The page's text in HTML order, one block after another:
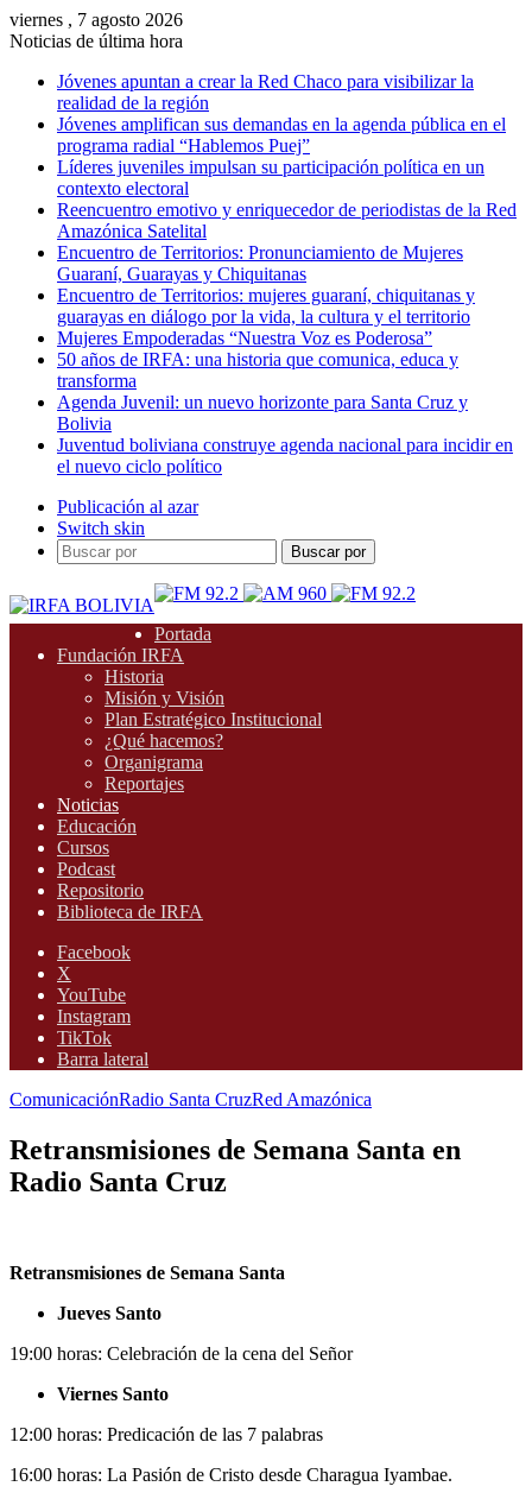
viernes , 7 agosto 2026
Noticias de última hora
Jóvenes apuntan a crear la Red Chaco para visibilizar la
realidad de la región
Jóvenes amplifican sus demandas en la agenda pública en el
programa radial “Hablemos Puej”
Líderes juveniles impulsan su participación política en un
contexto electoral
Reencuentro emotivo y enriquecedor de periodistas de la Red
Amazónica Satelital
Encuentro de Territorios: Pronunciamiento de Mujeres
Guaraní, Guarayas y Chiquitanas
Encuentro de Territorios: mujeres guaraní, chiquitanas y
guarayas en diálogo por la vida, la cultura y el territorio
Mujeres Empoderadas “Nuestra Voz es Poderosa”
50 años de IRFA: una historia que comunica, educa y
transforma
Agenda Juvenil: un nuevo horizonte para Santa Cruz y
Bolivia
Juventud boliviana construye agenda nacional para incidir en
el nuevo ciclo político
Publicación al azar
Switch skin
Buscar por
Portada
Fundación IRFA
Historia
Misión y Visión
Plan Estratégico Institucional
¿Qué hacemos?
Organigrama
Reportajes
Noticias
Educación
Cursos
Podcast
Repositorio
Biblioteca de IRFA
Facebook
X
YouTube
Instagram
TikTok
Barra lateral
ComunicaciónRadio Santa CruzRed Amazónica
Retransmisiones de Semana Santa en
Radio Santa Cruz
Retransmisiones de Semana Santa
Jueves Santo
19:00 horas: Celebración de la cena del Señor
Viernes Santo
12:00 horas: Predicación de las 7 palabras
16:00 horas: La Pasión de Cristo desde Charagua Iyambae.